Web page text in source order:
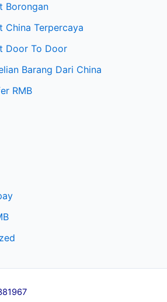
Borongan
China Terpercaya
Door To Door
Barang Dari China
RMB